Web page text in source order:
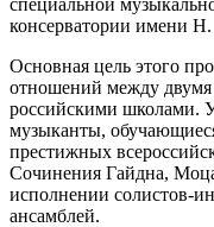
консерватории имени
Основная цель этого
отношений между
российскими школами.
музыканты,
престижных
Сочинения Гайдна,
исполнении солистов-
ансамблей.